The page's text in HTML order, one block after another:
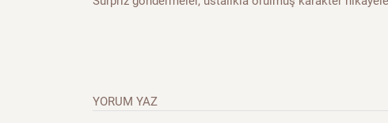
YORUM YAZ